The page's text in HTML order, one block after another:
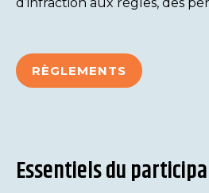
RÈGLEMENTS
Essentiels du